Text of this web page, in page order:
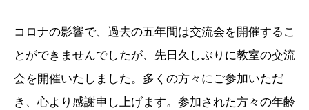
コロナの影響で、過去の五年間は交流会を開催するこ
とができませんでしたが、先日久しぶりに教室の交流
会を開催いたしました。多くの方々にご参加いただ
き、心より感謝申し上げます。参加された方々の年齢